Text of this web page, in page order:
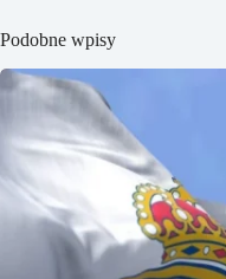
Podobne wpisy